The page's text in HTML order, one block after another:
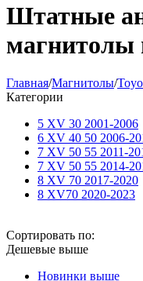
Штатные
магнитолы
Главная/Магнитолы/
Категории
5 XV 30 2001-2006
6 XV 40 50 2006-
7 XV 50 55 2011-
7 XV 50 55 2014-
8 XV 70 2017-2020
8 XV70 2020-2023
Сортировать по:
Дешевые выше
Новинки выше